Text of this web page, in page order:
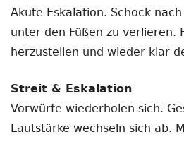
Akute Eskalation. Schock
unter den Füßen zu verlieren.
herzustellen und wieder klar
Streit & Eskalation
Vorwürfe wiederholen sich.
Lautstärke wechseln sich ab.